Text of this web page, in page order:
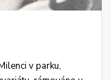
v parku,